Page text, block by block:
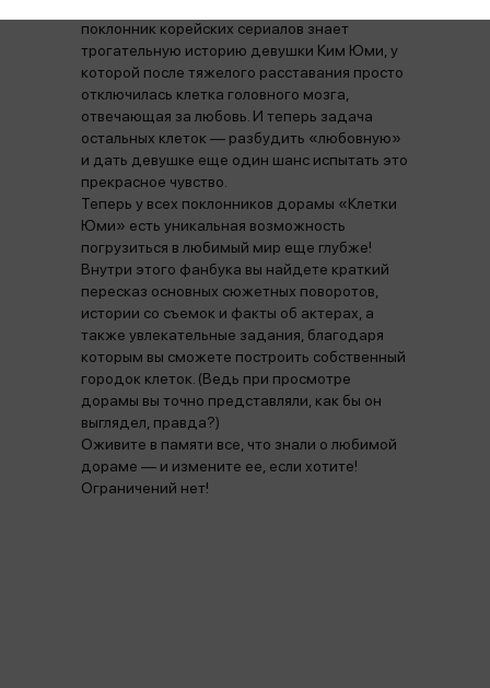
поклонник корейских сериалов знает
трогательную историю девушки Ким Юми, у
которой после тяжелого расставания просто
отключилась клетка головного мозга,
отвечающая за любовь. И теперь задача
остальных клеток — разбудить «любовную»
и дать девушке еще один шанс испытать это
прекрасное чувство.
Теперь у всех поклонников дорамы «Клетки
Юми» есть уникальная возможность
погрузиться в любимый мир еще глубже!
Внутри этого фанбука вы найдете краткий
пересказ основных сюжетных поворотов,
истории со съемок и факты об актерах, а
также увлекательные задания, благодаря
которым вы сможете построить собственный
городок клеток. (Ведь при просмотре
дорамы вы точно представляли, как бы он
выглядел, правда?)
Оживите в памяти все, что знали о любимой
дораме — и измените ее, если хотите!
Ограничений нет!